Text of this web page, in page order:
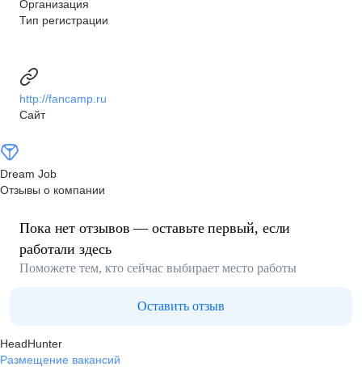
Организация
Тип регистрации
http://fancamp.ru
Сайт
Dream Job
Отзывы о компании
Пока нет отзывов — оставьте первый, если
работали здесь
Поможете тем, кто сейчас выбирает место работы
Оставить отзыв
HeadHunter
Размещение вакансий